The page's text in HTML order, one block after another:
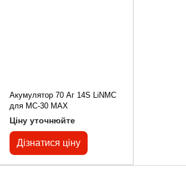
Акумулятор 70 Аг 14S LiNMC
для MC-30 MAX
Ціну уточнюйте
Дізнатися ціну